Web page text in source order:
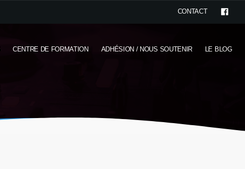
CONTACT
CENTRE DE FORMATION ADHÉSION / NOUS SOUTENIR LE BLOG